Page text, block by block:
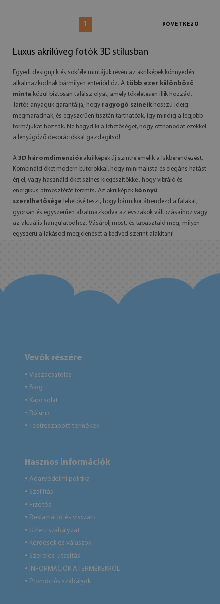
1 KÖVETKEZŐ
Luxus akrilüveg fotók 3D stílusban
Egyedi designjuk és sokféle mintájuk révén az akrilképek könnyedén
alkalmazkodnak bármilyen enteriőrhöz. A több ezer különböző
minta közül biztosan találsz olyat, amely tökéletesen illik hozzád.
Tartós anyaguk garantálja, hogy ragyogó színeik hosszú ideig
megmaradnak, és egyszerűen tisztán tarthatóak, így mindig a legjobb
formájukat hozzák. Ne hagyd ki a lehetőséget, hogy otthonodat ezekkel
a lenyűgöző dekorációkkal gazdagítsd!
A 3D háromdimenziós akrilképek új szintre emelik a lakberendezést.
Kombináld őket modern bútorokkal, hogy minimalista és elegáns hatást
érj el, vagy használd őket színes kiegészítőkkel, hogy vibráló és
energikus atmoszférát teremts. Az akrilképek könnyű
szerelhetősége lehetővé teszi, hogy bármikor átrendezd a falakat,
gyorsan és egyszerűen alkalmazkodva az évszakok változásaihoz vagy
az aktuális hangulatodhoz. Vásárolj most, és tapasztald meg, milyen
egyszerű a lakásod megjelenését a kedved szerint alakítani!
Vevők részére
● Visszacsatolás
● Blog
● Kapcsolat
● Rólunk
● Testreszabott termékek
Hasznos információk
● Adatvédelmi politika
● Szállítás
● Fizetés
● Reklamáció és visszáru
● Üzleti szabályzat
● Kérdések és válaszok
● Szerelési utasítás
● INFORMÁCIÓK A TERMÉKEKRŐL
● Promóciós szabályok